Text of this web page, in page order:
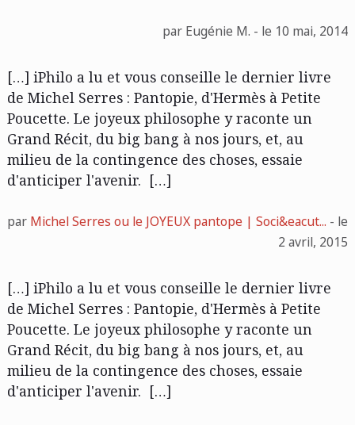
par Eugénie M. - le 10 mai, 2014
[…] iPhilo a lu et vous conseille le dernier livre
de Michel Serres : Pantopie, d'Hermès à Petite
Poucette. Le joyeux philosophe y raconte un
Grand Récit, du big bang à nos jours, et, au
milieu de la contingence des choses, essaie
d'anticiper l'avenir. […]
par Michel Serres ou le JOYEUX pantope | Soci&eacut... - le
2 avril, 2015
[…] iPhilo a lu et vous conseille le dernier livre
de Michel Serres : Pantopie, d'Hermès à Petite
Poucette. Le joyeux philosophe y raconte un
Grand Récit, du big bang à nos jours, et, au
milieu de la contingence des choses, essaie
d'anticiper l'avenir. […]